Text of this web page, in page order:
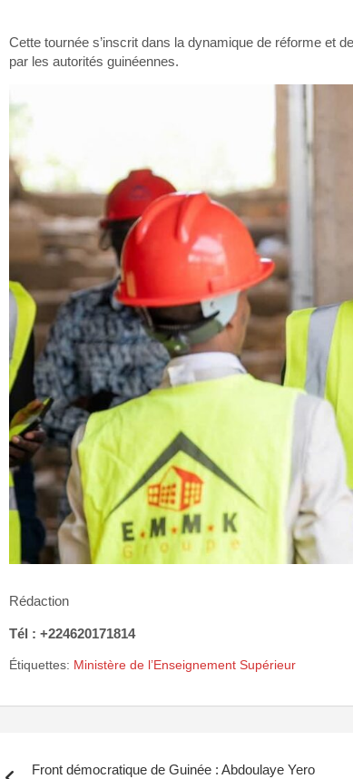
Cette tournée s’inscrit dans la dynamique de réforme et
par les autorités guinéennes.
Rédaction
Tél : +224620171814
Étiquettes: Ministère de l’Enseignement Supérieur
Front démocratique de Guinée : Abdoulaye Yero